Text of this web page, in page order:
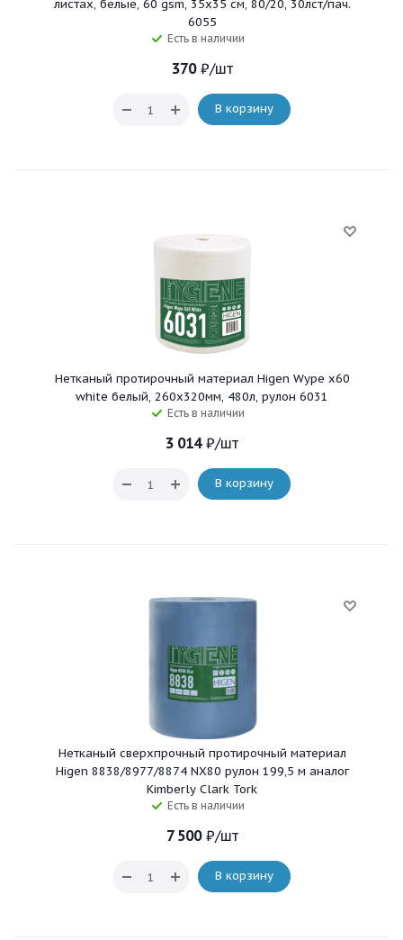
листах, белые, 60 gsm, 35x35 см, 80/20, 30лст/пач.
6055
Есть в наличии
370₽/шт
В корзину
Нетканый протирочный материал Higen Wype x60
white белый, 260x320мм, 480л, рулон 6031
Есть в наличии
3 014₽/шт
В корзину
Нетканый сверхпрочный протирочный материал
Higen 8838/8977/8874 NX80 рулон 199,5 м аналог
Kimberly Clark Tork
Есть в наличии
7 500₽/шт
В корзину